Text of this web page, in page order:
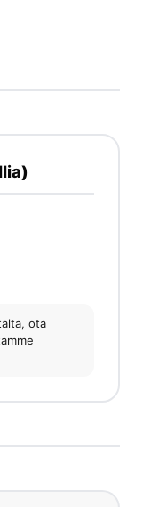
ota